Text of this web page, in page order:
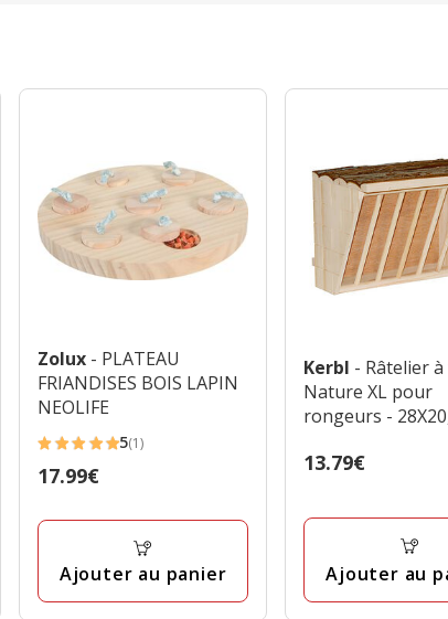
Zolux - PLATEAU
FRIANDISES BOIS LAPIN
NEOLIFE
5
étoiles
1
5(1)
Prix
17.99€
Ajouter au panier
Kerbl - Râtelier
Nature XL pour
rongeurs -
Prix
13.79€
Ajouter au